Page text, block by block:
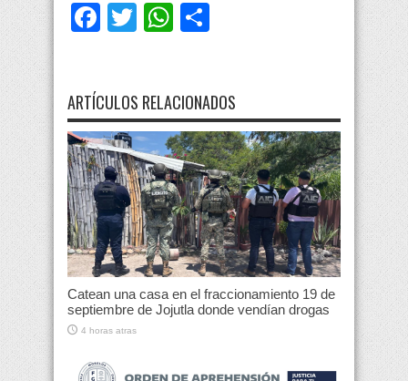
Facebook
TwitterWhatsApp
ARTÍCULOS RELACIONADOS
Catean una casa en el fraccionamiento 19 de
septiembre de Jojutla donde vendían drogas
4 horas atras